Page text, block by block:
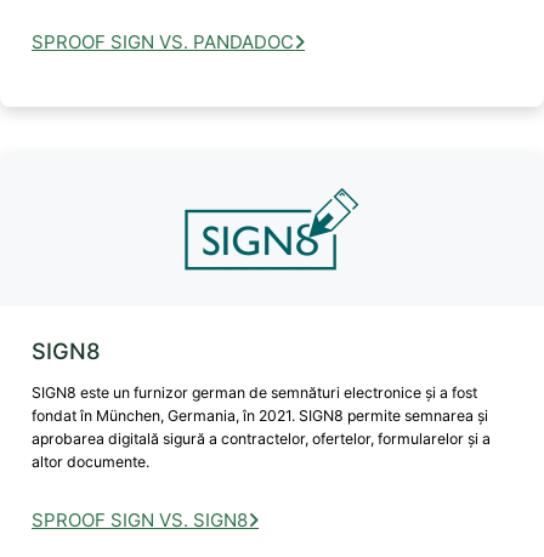
SPROOF SIGN VS. PANDADOC
SIGN8
SIGN8 este un furnizor german de semnături electronice și a fost
fondat în München, Germania, în 2021. SIGN8 permite semnarea și
aprobarea digitală sigură a contractelor, ofertelor, formularelor și a
altor documente.
SPROOF SIGN VS. SIGN8